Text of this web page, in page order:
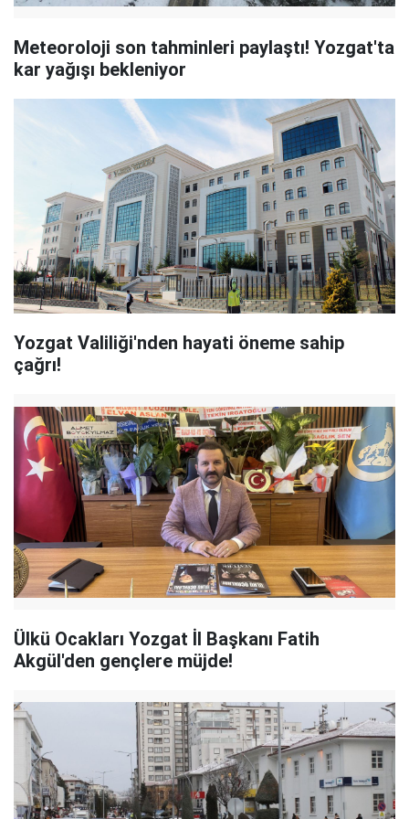
Meteoroloji son tahminleri paylaştı! Yozgat'ta
kar yağışı bekleniyor
Yozgat Valiliği'nden hayati öneme sahip
çağrı!
Ülkü Ocakları Yozgat İl Başkanı Fatih
Akgül'den gençlere müjde!